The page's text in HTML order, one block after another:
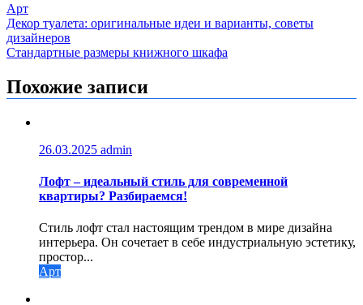
Арт
Навигация
по
Декор туалета: оригинальные идеи и варианты, советы
дизайнеров
Стандартные размеры книжного шкафа
Похожие записи
26.03.2025 admin
Лофт – идеальный стиль для современной
квартиры? Разбираемся!
Стиль лофт стал настоящим трендом в мире дизайна
интерьера. Он сочетает в себе индустриальную эстетику,
простор...
Арт